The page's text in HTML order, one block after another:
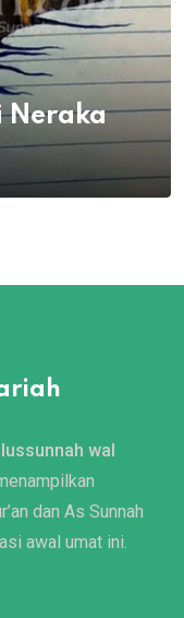
Neraka
wal
dan As Sunnah
awal umat ini.